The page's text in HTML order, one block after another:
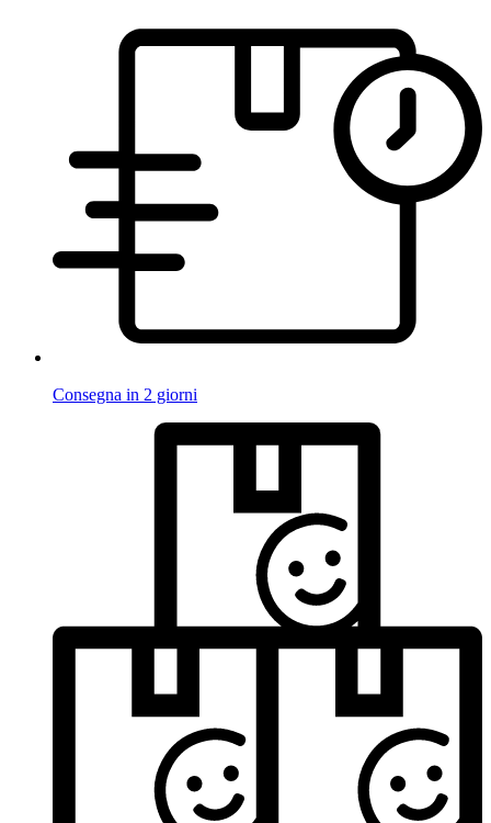
Consegna in 2 giorni